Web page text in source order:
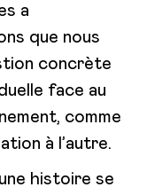
a
que nous
concrète
face au
comme
à l’autre.
histoire se